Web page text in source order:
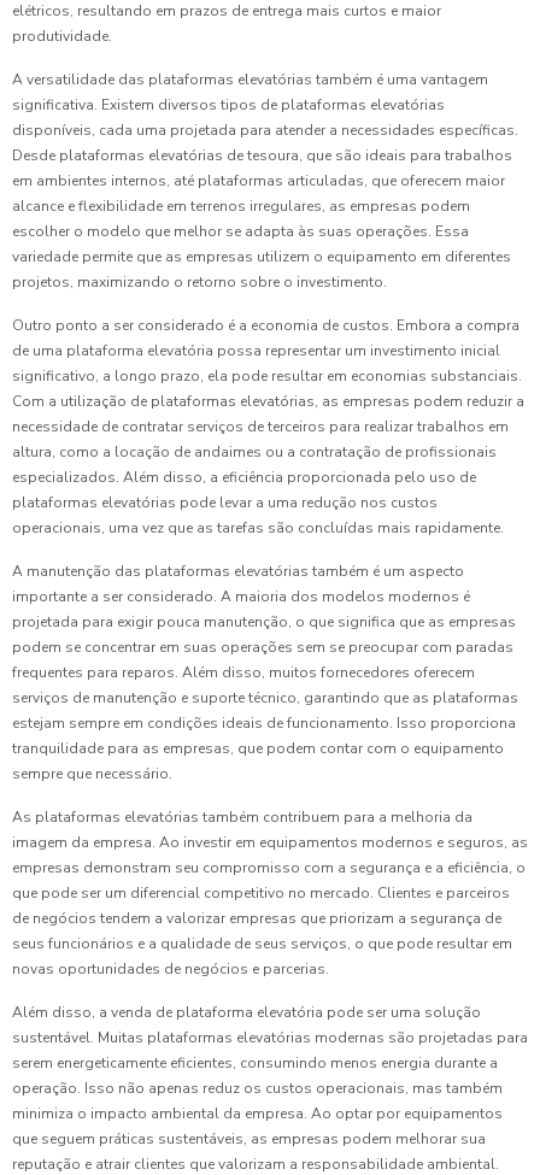
elétricos, resultando em prazos de entrega mais curtos e maior
produtividade.
A versatilidade das plataformas elevatórias também é uma vantagem
significativa. Existem diversos tipos de plataformas elevatórias
disponíveis, cada uma projetada para atender a necessidades específicas.
Desde plataformas elevatórias de tesoura, que são ideais para trabalhos
em ambientes internos, até plataformas articuladas, que oferecem maior
alcance e flexibilidade em terrenos irregulares, as empresas podem
escolher o modelo que melhor se adapta às suas operações. Essa
variedade permite que as empresas utilizem o equipamento em diferentes
projetos, maximizando o retorno sobre o investimento.
Outro ponto a ser considerado é a economia de custos. Embora a compra
de uma plataforma elevatória possa representar um investimento inicial
significativo, a longo prazo, ela pode resultar em economias substanciais.
Com a utilização de plataformas elevatórias, as empresas podem reduzir a
necessidade de contratar serviços de terceiros para realizar trabalhos em
altura, como a locação de andaimes ou a contratação de profissionais
especializados. Além disso, a eficiência proporcionada pelo uso de
plataformas elevatórias pode levar a uma redução nos custos
operacionais, uma vez que as tarefas são concluídas mais rapidamente.
A manutenção das plataformas elevatórias também é um aspecto
importante a ser considerado. A maioria dos modelos modernos é
projetada para exigir pouca manutenção, o que significa que as empresas
podem se concentrar em suas operações sem se preocupar com paradas
frequentes para reparos. Além disso, muitos fornecedores oferecem
serviços de manutenção e suporte técnico, garantindo que as plataformas
estejam sempre em condições ideais de funcionamento. Isso proporciona
tranquilidade para as empresas, que podem contar com o equipamento
sempre que necessário.
As plataformas elevatórias também contribuem para a melhoria da
imagem da empresa. Ao investir em equipamentos modernos e seguros, as
empresas demonstram seu compromisso com a segurança e a eficiência, o
que pode ser um diferencial competitivo no mercado. Clientes e parceiros
de negócios tendem a valorizar empresas que priorizam a segurança de
seus funcionários e a qualidade de seus serviços, o que pode resultar em
novas oportunidades de negócios e parcerias.
Além disso, a venda de plataforma elevatória pode ser uma solução
sustentável. Muitas plataformas elevatórias modernas são projetadas para
serem energeticamente eficientes, consumindo menos energia durante a
operação. Isso não apenas reduz os custos operacionais, mas também
minimiza o impacto ambiental da empresa. Ao optar por equipamentos
que seguem práticas sustentáveis, as empresas podem melhorar sua
reputação e atrair clientes que valorizam a responsabilidade ambiental.